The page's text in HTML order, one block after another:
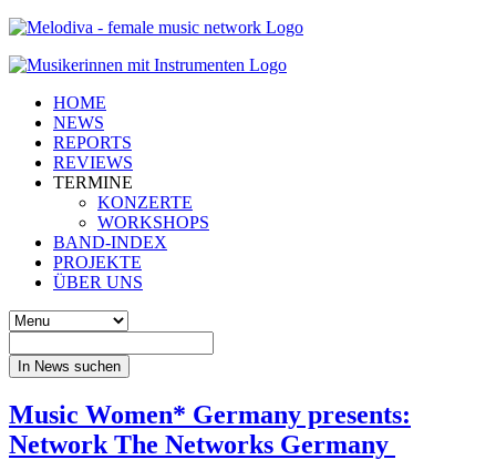
HOME
NEWS
REPORTS
REVIEWS
TERMINE
KONZERTE
WORKSHOPS
BAND-INDEX
PROJEKTE
ÜBER UNS
In News suchen
Music Women* Germany presents:
Network The Networks Germany